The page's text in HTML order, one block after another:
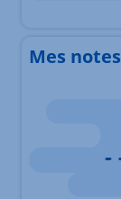
Mes notes